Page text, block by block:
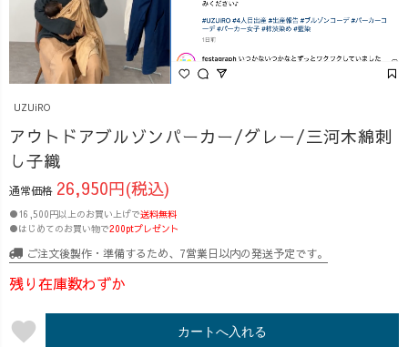
UZUiRO
アウトドアブルゾンパーカー/グレー/三河木綿刺
し子織
通常価格 26,950円(税込)
●16,500円以上のお買い上げで送料無料
●はじめてのお買い物で200ptプレゼント
ご注文後製作・準備するため、7営業日以内の発送予定です。
残り在庫数わずか
favorite カートへ入れる